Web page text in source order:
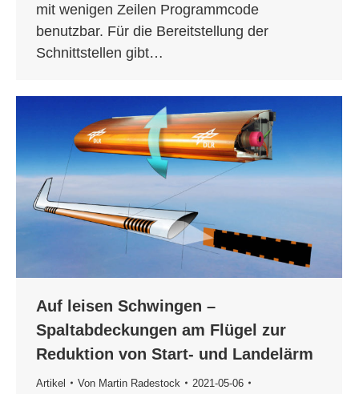
mit wenigen Zeilen Programmcode
benutzbar. Für die Bereitstellung der
Schnittstellen gibt…
Auf leisen Schwingen –
Spaltabdeckungen am Flügel zur
Reduktion von Start- und Landelärm
Artikel Von Martin Radestock
2021-05-06